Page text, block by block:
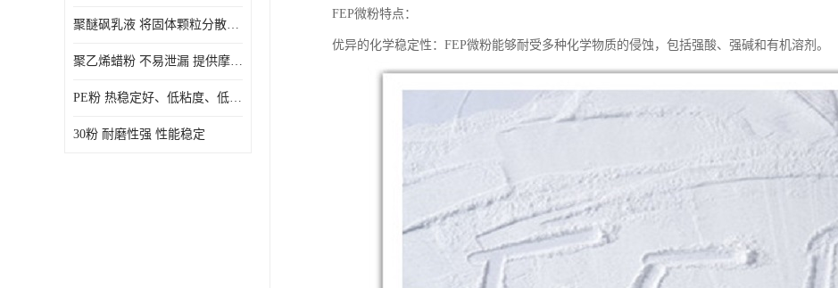
聚醚砜乳液 将固体颗粒分散均匀 高分子聚合物 新的纳米涂层材料
聚乙烯蜡粉 不易泄漏 提供摩擦减少和润滑性能
PE粉 热稳定好、低粘度、低熔点
30粉 耐磨性强 性能稳定
FEP微粉特点：
优异的化学稳定性：FEP微粉能够耐受多种化学物质的侵蚀，包括强酸、强碱和有机溶剂。